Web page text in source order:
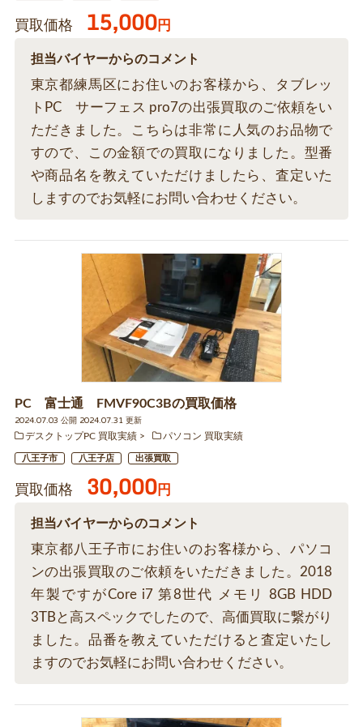
買取価格 15,000円
担当バイヤーからのコメント
東京都練馬区にお住いのお客様から、タブレッ
トPC サーフェス pro7の出張買取のご依頼をい
ただきました。こちらは非常に人気のお品物で
すので、この金額での買取になりました。型番
や商品名を教えていただけましたら、査定いた
しますのでお気軽にお問い合わせください。
PC 富士通 FMVF90C3Bの買取価格
2024.07.03 公開 2024.07.31 更新
デスクトップPC 買取実績
パソコン 買取実績
八王子市 八王子店 出張買取
買取価格 30,000円
担当バイヤーからのコメント
東京都八王子市にお住いのお客様から、パソコ
ンの出張買取のご依頼をいただきました。2018
年製ですがCore i7 第8世代 メモリ 8GB HDD
3TBと高スペックでしたので、高価買取に繋がり
ました。品番を教えていただけると査定いたし
ますのでお気軽にお問い合わせください。